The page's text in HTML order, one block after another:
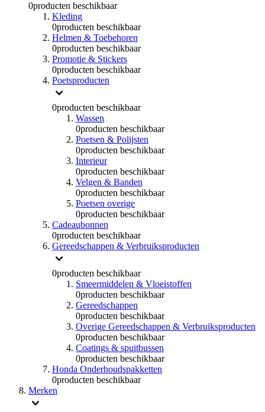
0producten beschikbaar
Kleding
0producten beschikbaar
Helmen & Toebehoren
0producten beschikbaar
Promotie & Stickers
0producten beschikbaar
Poetsproducten
0producten beschikbaar
Wassen
0producten beschikbaar
Poetsen & Polijsten
0producten beschikbaar
Interieur
0producten beschikbaar
Velgen & Banden
0producten beschikbaar
Poetsen overige
0producten beschikbaar
Cadeaubonnen
0producten beschikbaar
Gereedschappen & Verbruiksproducten
0producten beschikbaar
Smeermiddelen & Vloeistoffen
0producten beschikbaar
Gereedschappen
0producten beschikbaar
Overige Gereedschappen & Verbruiksproducten
0producten beschikbaar
Coatings & spuitbussen
0producten beschikbaar
Honda Onderhoudspakketten
0producten beschikbaar
Merken